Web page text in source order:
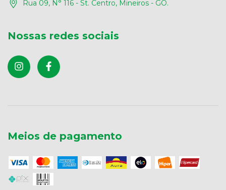
Rua 09, N° 116 - St. Centro, Mineiros - GO.
Nossas redes sociais
Meios de pagamento